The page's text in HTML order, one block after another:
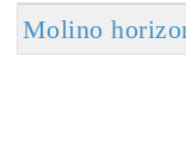
Molino